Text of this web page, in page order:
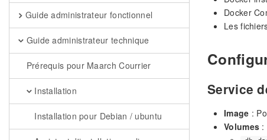
Guide administrateur fonctionnel
Guide administrateur technique
Prérequis pour Maarch Courrier
Installation
Installation pour Debian / ubuntu
Docker
Les
Service
Image :
Volumes :